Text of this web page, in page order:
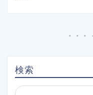
検索